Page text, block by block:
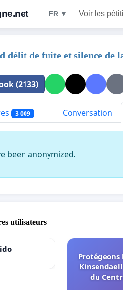
FR ▼ Voir les
délit de fuite et silence de
(2133)
3 009 Conversation
been anonymized.
utilisateurs
du